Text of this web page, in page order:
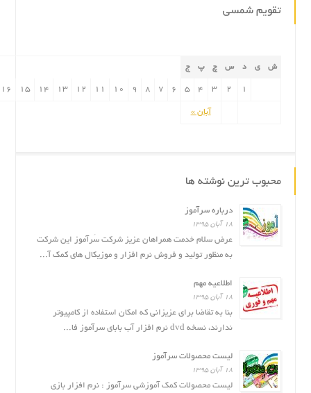
تقویم شمسی
ش ی د س چ پ ج
آبان »
1
2
3
4
5
6
7
8
9
10
11
12
13
14
15
16
محبوب ترین نوشته ها
درباره سرآموز
۱۸ آبان ۱۳۹۵
عرض سلام خدمت همراهان عزیز شرکت سَرآموز این شرکت
به منظور تولید و فروش نرم افزار و موزیکال های کمک آ...
اطلاعیه مهم
۱۸ آبان ۱۳۹۵
بنا به تقاضا برای عزیزانی که امکان استفاده از کامپیوتر
ندارند، نسخه dvd نرم افزار آب بابای سرآموز فا...
لیست محصولات سرآموز
۱۸ آبان ۱۳۹۵
لیست محصولات کمک آموزشی سرآموز : نرم افزار بازى